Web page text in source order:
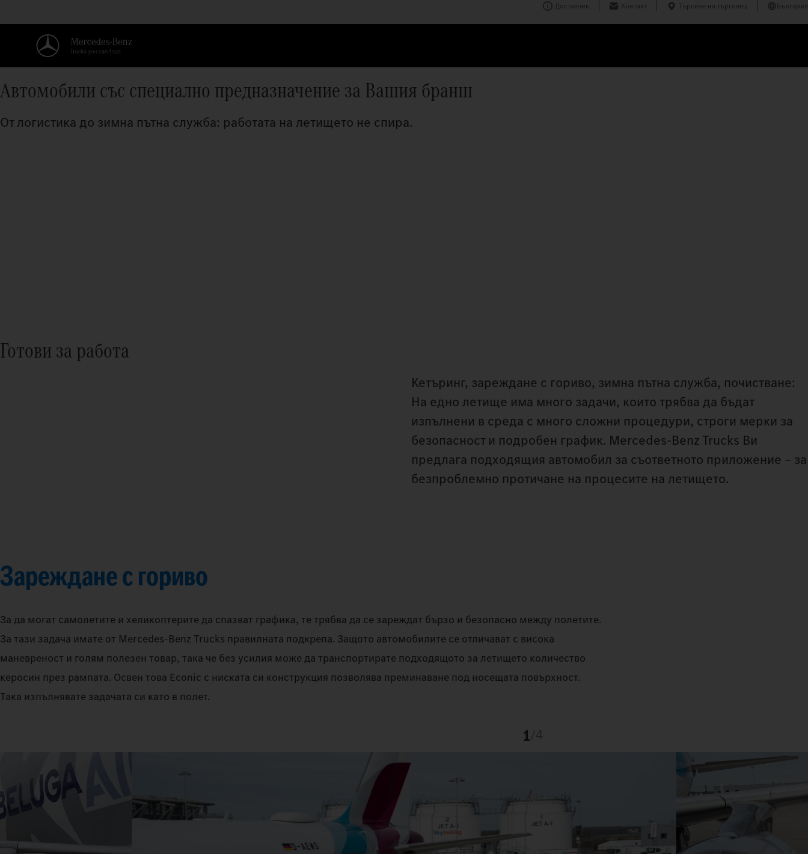
Доставчик Контакт Търсене на търговец България
Автомобили със специално предназначение за Вашия бранш
От логистика до зимна пътна служба: работата на летището не спира.
Готови за работа
Кетъринг, зареждане с гориво, зимна пътна служба, почистване:
На едно летище има много задачи, които трябва да бъдат
изпълнени в среда с много сложни процедури, строги мерки за
безопасност и подробен график. Mercedes‑Benz Trucks Ви
предлага подходящия автомобил за съответното приложение – за
безпроблемно протичане на процесите на летището.
Зареждане с гориво
За да могат самолетите и хеликоптерите да спазват графика, те трябва да се зареждат бързо и безопасно между полетите.
За тази задача имате от Mercedes-Benz Trucks правилната подкрепа. Защото автомобилите се отличават с висока
маневреност и голям полезен товар, така че без усилия може да транспортирате подходящото за летището количество
керосин през рампата. Освен това Econic с ниската си конструкция позволява преминаване под носещата повърхност.
Така изпълнявате задачата си като в полет.
1